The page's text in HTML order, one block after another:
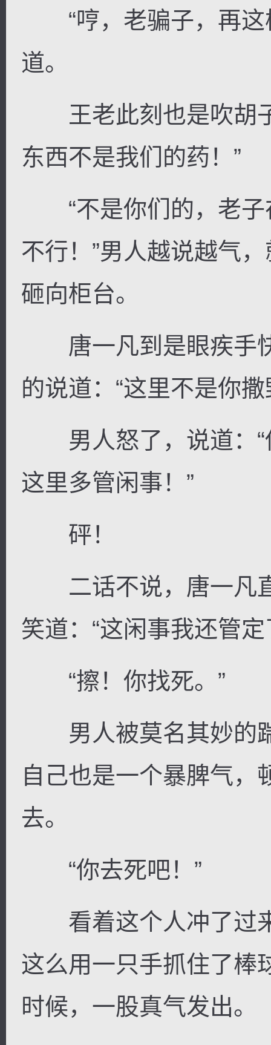
“哼，老骗子，再这
道。
王老此刻也是吹胡子
东西不是我们的药！”
“不是你们的，老子
不行！”男人越说越气
砸向柜台。
唐一凡到是眼疾手
的说道：“这里不是你
男人怒了，说道：“
这里多管闲事！”
砰！
二话不说，唐一凡
笑道：“这闲事我还管定
“擦！你找死。”
男人被莫名其妙的
自己也是一个暴脾气，
去。
“你去死吧！”
看着这个人冲了过
这么用一只手抓住了棒
时候，一股真气发出。